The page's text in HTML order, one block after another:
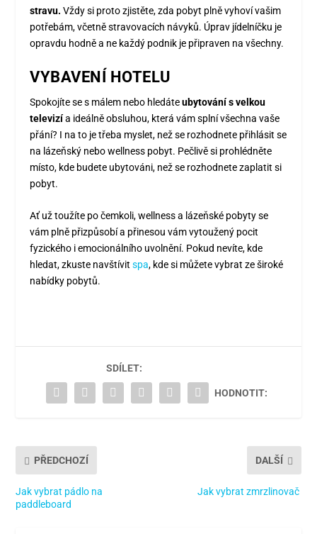
stravu. Vždy si proto zjistěte, zda pobyt plně vyhoví vašim
potřebám, včetně stravovacích návyků. Úprav jídelníčku je
opravdu hodně a ne každý podnik je připraven na všechny.
VYBAVENÍ HOTELU
Spokojíte se s málem nebo hledáteubytování s velkou
televizía ideálně obsluhou, která vám splní všechna vaše
přání? I na to je třeba myslet, než se rozhodnete přihlásit se
na lázeňský nebo wellness pobyt. Pečlivě si prohlédněte
místo, kde budete ubytováni, než se rozhodnete zaplatit si
pobyt.
Ať už toužíte po čemkoli, wellness a lázeňské pobyty se
vám plně přizpůsobí a přinesou vám vytoužený pocit
fyzického i emocionálního uvolnění. Pokud nevíte, kde
hledat, zkuste navštívitspa, kde si můžete vybrat ze široké
nabídky pobytů.
SDÍLET:
HODNOTIT:
PŘEDCHOZÍ
Jak vybrat pádlo na
paddleboard
DALŠÍ
Jak vybrat zmrzlinovač